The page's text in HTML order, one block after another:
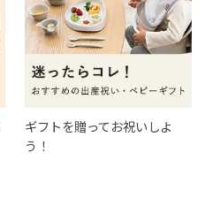
ギフトを贈ってお祝いしよ
う！